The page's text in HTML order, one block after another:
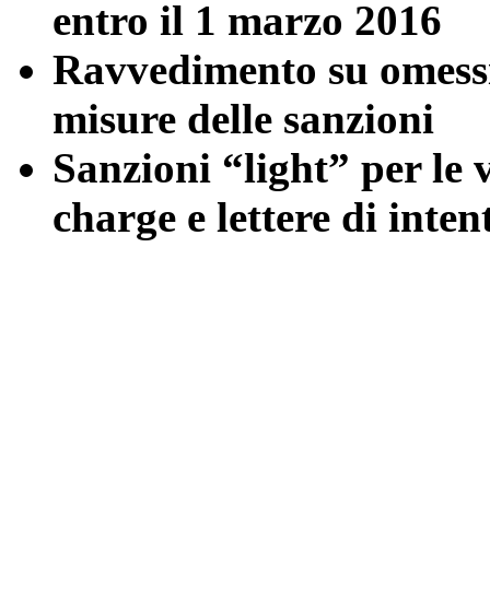
entro il 1 marzo 2016
Ravvedimento su
misure delle sanzioni
Sanzioni “light” per le
charge e lettere di